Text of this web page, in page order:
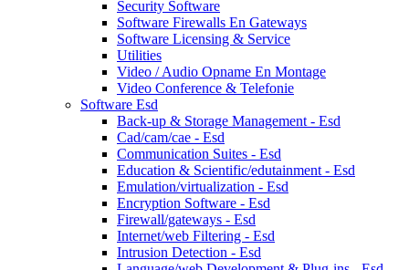
Security Software
Software Firewalls En Gateways
Software Licensing & Service
Utilities
Video / Audio Opname En Montage
Video Conference & Telefonie
Software Esd
Back-up & Storage Management - Esd
Cad/cam/cae - Esd
Communication Suites - Esd
Education & Scientific/edutainment - Esd
Emulation/virtualization - Esd
Encryption Software - Esd
Firewall/gateways - Esd
Internet/web Filtering - Esd
Intrusion Detection - Esd